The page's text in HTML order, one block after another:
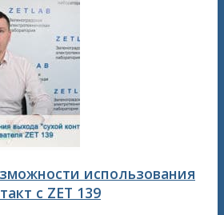
использования
c ZET 139